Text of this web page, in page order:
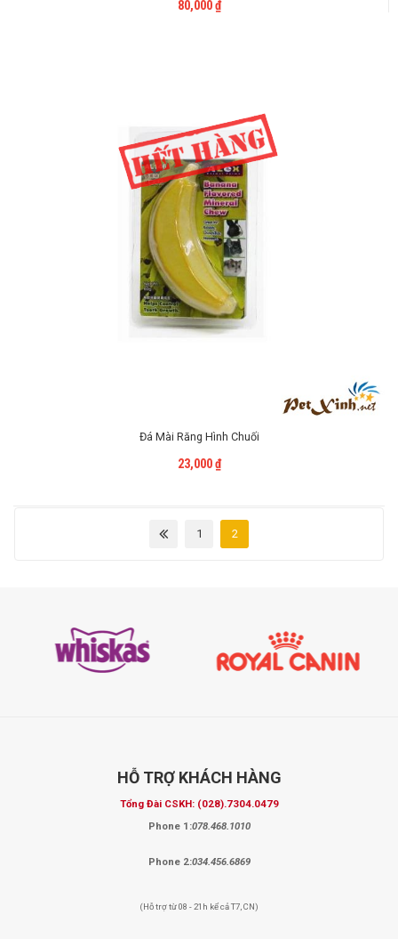
80,000₫
Đá Mài Răng Hình Chuối
23,000₫
Liên Hệ
1 2
HỖ TRỢ KHÁCH HÀNG
Tổng Đài CSKH: (028).7304.0479
Phone 1:078.468.1010
Phone 2:034.456.6869
(Hỗ trợ từ 08 - 21h kể cả T7, CN)